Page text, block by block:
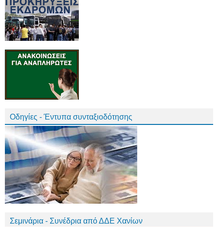
Οδηγίες - Έντυπα συνταξιοδότησης
Σεμινάρια - Συνέδρια από ΔΔΕ Χανίων